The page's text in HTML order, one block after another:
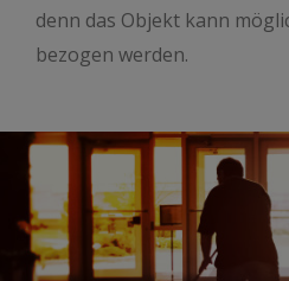
denn das Objekt kann
bezogen werden.